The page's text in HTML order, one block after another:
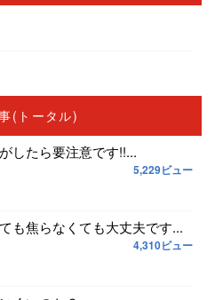
(トータル)
したら要注意です!!...
5,229ビュー
も焦らなくても大丈夫です...
4,310ビュー